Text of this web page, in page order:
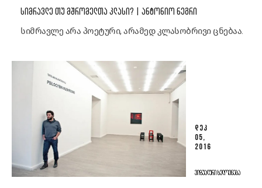
ᲡᲘᲛᲠᲐᲕᲚᲔ ᲗᲣ ᲛᲨᲠᲝᲛᲔᲚᲗᲐ ᲙᲚᲐᲡᲘ? | ᲐᲜᲢᲝᲜᲘᲝ ᲜᲔᲒᲠᲘ
სიმრავლე არა პოეტური, არამედ კლასობრივი ცნებაა.
ᲓᲔᲙ
05,
2016
ᲕᲘᲖᲣᲐᲚᲣᲠᲘ ᲮᲔᲚᲝᲕᲜᲔᲑᲐ